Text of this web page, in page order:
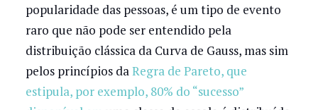
popularidade das pessoas, é um tipo de evento
raro que não pode ser entendido pela
distribuição clássica da Curva de Gauss, mas sim
pelos princípios da Regra de Pareto, que
estipula, por exemplo, 80% do “sucesso”